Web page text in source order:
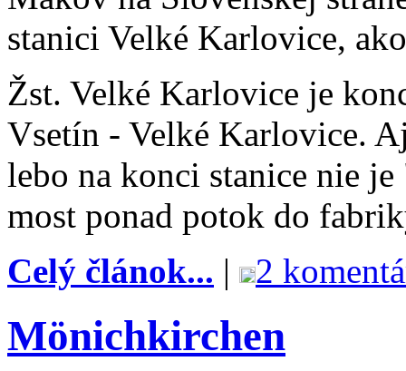
stanici Velké Karlovice,
Žst. Velké Karlovice je
Vsetín - Velké Karlovice.
lebo na konci stanice nie
most ponad potok do
Celý článok... | 2
Mönichkirchen